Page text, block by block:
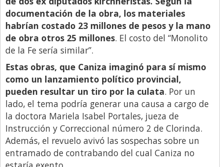
Tendencias
Viajes
documentación de la obra, los materiales
habrían costado 23 millones de pesos y la mano
de obra otros 25 millones. El costo del “Monolito
de la Fe sería similar”.
Estas obras, que Caniza imaginó para sí mismo
como un lanzamiento político provincial,
pueden resultar un tiro por la culata. Por un
lado, el tema podría generar una causa a cargo de
la doctora Mariela Isabel Portales, jueza de
Instrucción y Correccional número 2 de Clorinda.
Además, el revuelo avivó las sospechas sobre un
entramado de contrabando del cual Caniza no